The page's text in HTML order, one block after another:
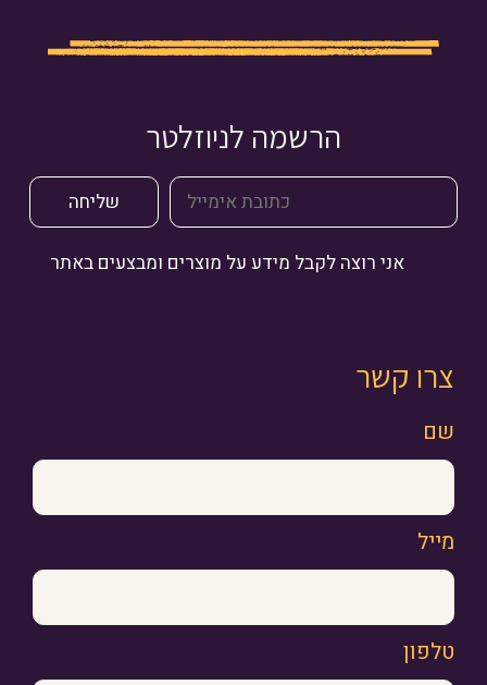
הרשמה לניוזלטר
אני רוצה לקבל מידע על מוצרים ומבצעים באתר
צרו קשר
שם
מייל
טלפון